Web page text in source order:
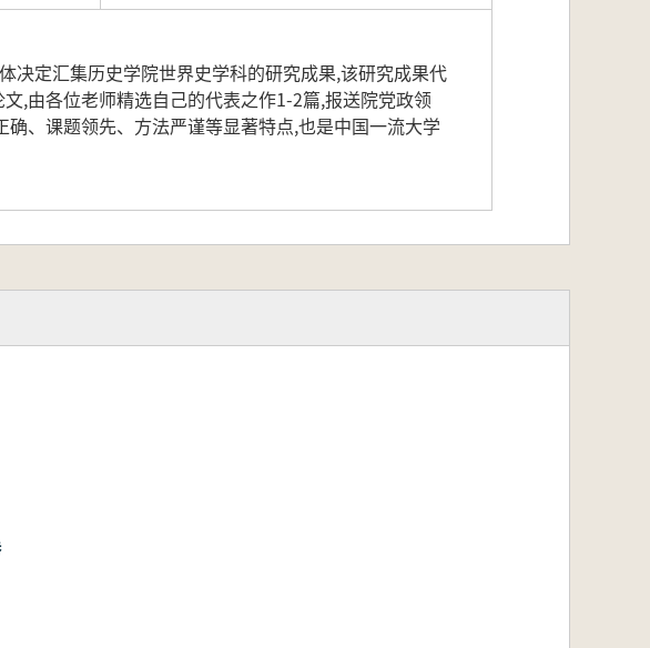
决定汇集历史学院世界史学科的研究成果,该研究成果代
,由各位老师精选自己的代表之作1-2篇,报送院党政领
、课题领先、方法严谨等显著特点,也是中国一流大学